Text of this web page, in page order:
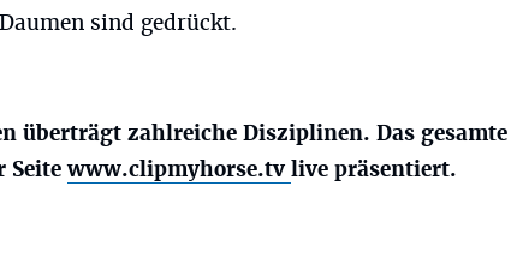
sind gedrückt.
überträgt zahlreiche Disziplinen. Das gesamte
Seitewww.clipmyhorse.tv live präsentiert.